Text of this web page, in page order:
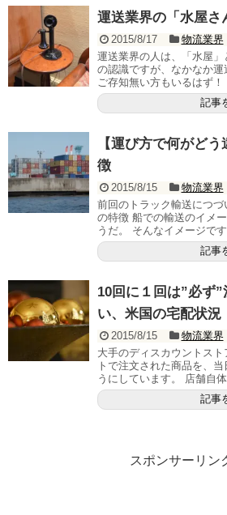
運送業界の「水屋さ
2015/8/17
物流業界
運送業界の人は、「水屋
の認識ですが、なかなか
ご存知無い方もいるはず
記事
【運び方で何がど
徴
2015/8/15
物流業界
前回のトラック輸送につ
の特徴 船での輸送のイメ
うだ。 そんなイメージで
記事
10回に１回は”必ず
い、米国の宅配状況
2015/8/15
物流業界
大手のディスカウントス
トで注文された商品を、
うにしています。 店舗自
記事
スポンサーリン